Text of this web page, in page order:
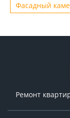
Фасадный
Ремонт